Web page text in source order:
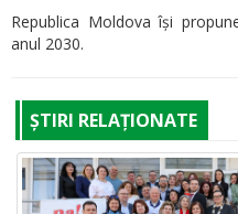
Republica Moldova își
anul 2030.
ȘTIRI RELAȚIONATE